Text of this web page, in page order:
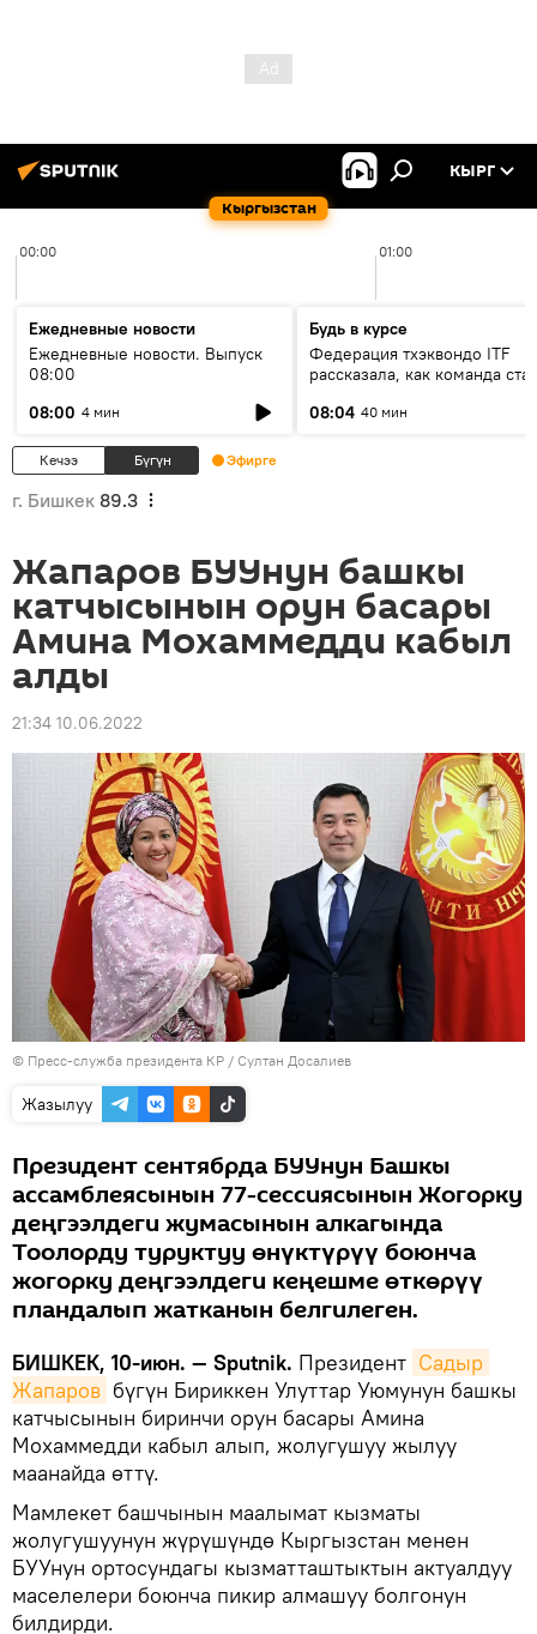
Кыргызстан
КЫРГ
00:00 01:00
Ежедневные новости
Ежедневные новости. Выпуск
08:00
08:00 4 мин
Будь в курсе
Федерация тхэквондо ITF
рассказала, как команда
08:04 40 мин
Кечээ Бүгүн Эфирге
г. Бишкек 89.3
Жапаров БУУнун башкы
катчысынын орун басары
Амина Мохаммедди кабыл
алды
21:34 10.06.2022
© Пресс-служба президента КР / Султан Досалиев
Жазылуу
Президент сентябрда БУУнун Башкы
ассамблеясынын 77-сессиясынын Жогорку
деңгээлдеги жумасынын алкагында
Тоолорду туруктуу өнүктүрүү боюнча
жогорку деңгээлдеги кеңешме өткөрүү
пландалып жатканын белгилеген.
БИШКЕК, 10-июн. — Sputnik. Президент Садыр
Жапаров бүгүн Бириккен Улуттар Уюмунун башкы
катчысынын биринчи орун басары Амина
Мохаммедди кабыл алып, жолугушуу жылуу
маанайда өттү.
Мамлекет башчынын маалымат кызматы
жолугушуунун жүрүшүндө Кыргызстан менен
БУУнун ортосундагы кызматташтыктын актуалдуу
маселелери боюнча пикир алмашуу болгонун
билдирди.